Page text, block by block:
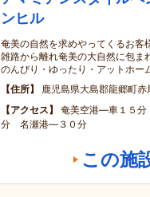
ンヒル
奄美の自然を求めやってくるお客
雑路から離れ奄美の大自然に包ま
のんびり・ゆったり・アットホー
住所
鹿児島県大島郡龍郷町
アクセス
奄美空港―車１５
分 名瀬港―３０分
この施